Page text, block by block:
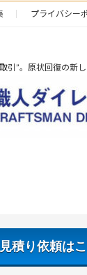
プライバシー
引”。原状回復の新
なら空室専門の【
積り依頼は